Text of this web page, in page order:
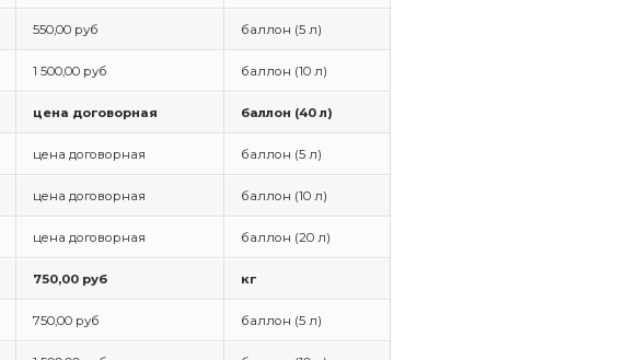
550,00 руб баллон (5 л)
1 500,00 руб баллон (10 л)
цена договорная баллон (40 л)
цена договорная баллон (5 л)
цена договорная баллон (10 л)
цена договорная баллон (20 л)
750,00 руб кг
750,00 руб баллон (5 л)